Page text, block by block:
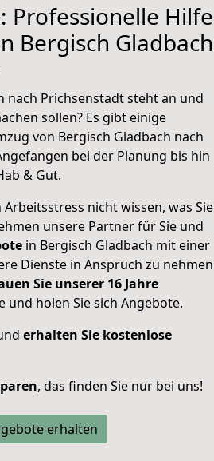
Professionelle Hilfe
Bergisch Gladbach
nach Prichsenstadt steht an und
sollen? Es gibt einige
von Bergisch Gladbach nach
bei der Planung bis hin
& Gut.
nicht wissen, was Sie
unsere Partner für Sie und
in Bergisch Gladbach mit einer
Dienste in Anspruch zu nehmen
Sie unserer 16 Jahre
und holen Sie sich Angebote.
erhalten Sie kostenlose
, das finden Sie nur bei uns!
erhalten